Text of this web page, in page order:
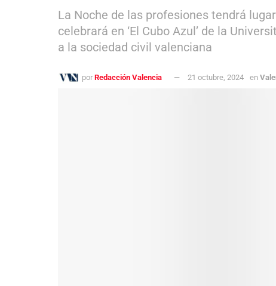
La Noche de las profesiones tendrá
celebrará en ‘El Cubo Azul’ de la
a la sociedad civil valenciana
por Redacción Valencia 21 octubre, 2024 en